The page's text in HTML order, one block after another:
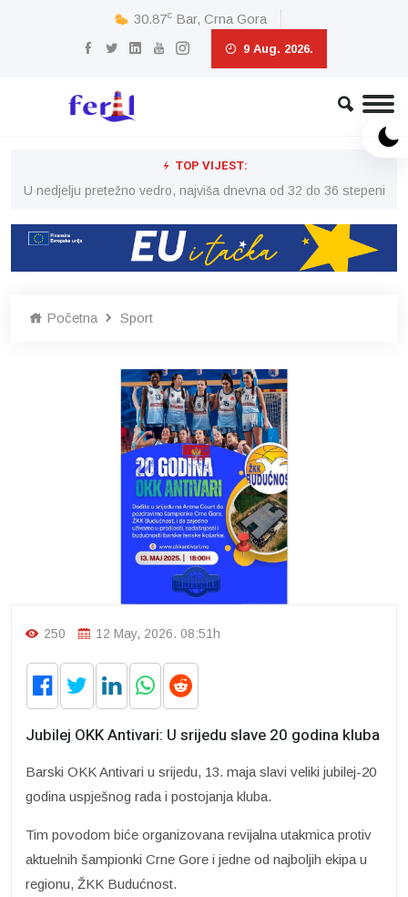
30.87c Bar, Crna Gora
9 Aug. 2026.
TOP VIJEST:
U nedjelju pretežno vedro, najviša dnevna od 32 do 36 stepeni
Početna Sport
250 12 May, 2026. 08:51h
Jubilej OKK Antivari: U srijedu slave 20 godina kluba
Barski OKK Antivari u srijedu, 13. maja slavi veliki jubilej-20
godina uspješnog rada i postojanja kluba.
Tim povodom biće organizovana revijalna utakmica protiv
aktuelnih šampionki Crne Gore i jedne od najboljih ekipa u
regionu, ŽKK Budućnost.